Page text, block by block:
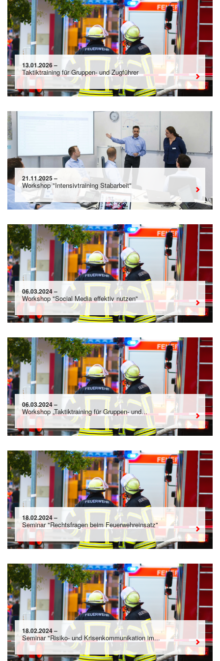
13.01.2026 –
Taktiktraining für Gruppen- und Zugführer
21.11.2025 –
Workshop "Intensivtraining Stabarbeit"
06.03.2024 –
Workshop "Social Media effektiv nutzen"
06.03.2024 –
Workshop „Taktiktraining für Gruppen- und...
18.02.2024 –
Seminar "Rechtsfragen beim Feuerwehreinsatz"
18.02.2024 –
Seminar "Risiko- und Krisenkommunikation im...